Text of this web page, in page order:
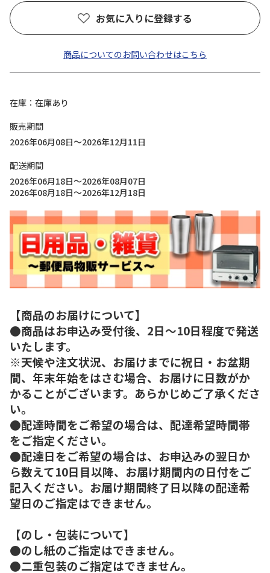
お気に入りに登録する
商品についてのお問い合わせはこちら
在庫
在庫あり
販売期間
2026年06月08日～2026年12月11日
配送期間
2026年06月18日～2026年08月07日
2026年08月18日～2026年12月18日
【商品のお届けについて】
●商品はお申込み受付後、2日～10日程度で発送
いたします。
※天候や注文状況、お届けまでに祝日・お盆期
間、年末年始をはさむ場合、お届けに日数がか
かることがございます。あらかじめご了承くださ
い。
●配達時間をご希望の場合は、配達希望時間帯
をご指定ください。
●配達日をご希望の場合は、お申込みの翌日か
ら数えて10日目以降、お届け期間内の日付をご
記入ください。お届け期間終了日以降の配達希
望日のご指定はできません。
【のし・包装について】
●のし紙のご指定はできません。
●二重包装のご指定はできません。